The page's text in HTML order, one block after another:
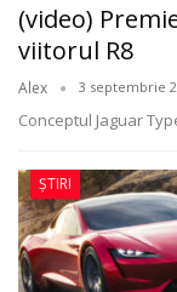
(video)
viitorul R8
Alex 3 septembrie
Conceptul Jaguar
ȘTIRI